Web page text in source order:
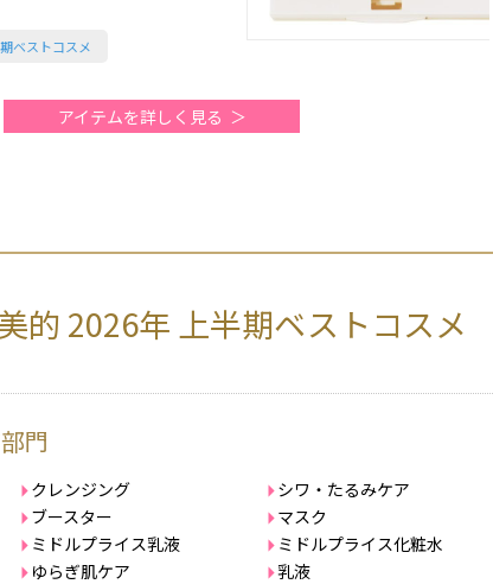
ベストコスメ
アイテムを詳しく見る
的 2026年 上半期ベストコスメ
門
クレンジング
シワ・たるみケア
ブースター
マスク
ミドルプライス乳液
ミドルプライス化粧水
ゆらぎ肌ケア
乳液